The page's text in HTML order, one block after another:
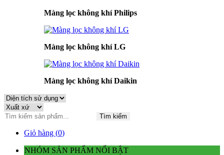
Màng lọc không khí Philips
Màng lọc không khí LG
Màng lọc không khí Daikin
Tìm kiếm
Giỏ hàng (0)
NHÓM SẢN PHẨM NỔI BẬT